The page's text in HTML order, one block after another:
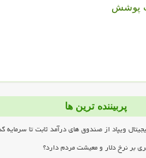
پوشش
پربیننده ترین ها
ویپاد از صندوق های درآمد ثابت تا سرمایه